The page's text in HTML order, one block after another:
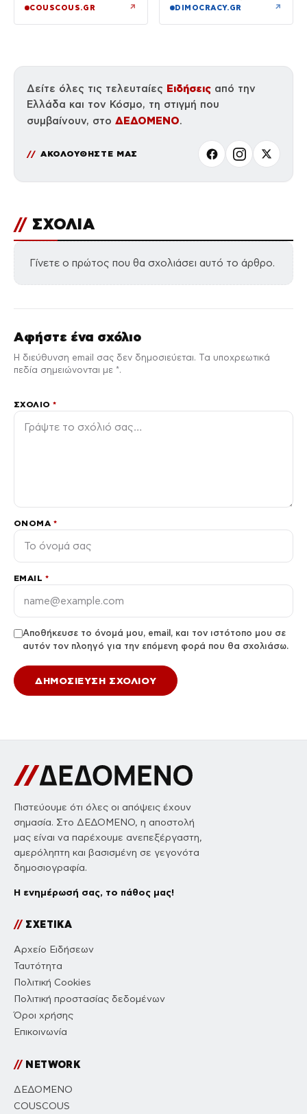
COUSCOUS.GR ↗ DIMOCRACY.GR ↗
Δείτε όλες τις τελευταίες Ειδήσεις από την
Ελλάδα και τον Κόσμο, τη στιγμή που
συμβαίνουν, στο ΔΕΔΟΜΕΝΟ.
ΑΚΟΛΟΥΘΗΣΤΕ ΜΑΣ
// ΣΧΟΛΙΑ
Γίνετε ο πρώτος που θα σχολιάσει αυτό το άρθρο.
Αφήστε ένα σχόλιο
Η διεύθυνση email σας δεν δημοσιεύεται. Τα υποχρεωτικά
πεδία σημειώνονται με *.
ΣΧΌΛΙΟ*
ΌΝΟΜΑ *
EMAIL *
Αποθήκευσε το όνομά μου, email, και τον ιστότοπο μου σε
αυτόν τον πλοηγό για την επόμενη φορά που θα σχολιάσω.
Πιστεύουμε ότι όλες οι απόψεις έχουν
σημασία. Στο ΔΕΔΟΜΕΝΟ, η αποστολή
μας είναι να παρέχουμε ανεπεξέργαστη,
αμερόληπτη και βασισμένη σε γεγονότα
δημοσιογραφία.
Η ενημέρωσή σας, το πάθος μας!
//ΣΧΕΤΙΚΑ
Αρχείο Ειδήσεων
Ταυτότητα
Πολιτική Cookies
Πολιτική προστασίας δεδομένων
Όροι χρήσης
Επικοινωνία
//NETWORK
ΔΕΔΟΜΕΝΟ
COUSCOUS